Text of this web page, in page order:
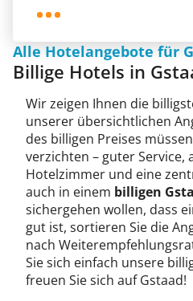
Alle Hotelangebote für
Billige Hotels in
Wir zeigen Ihnen die
unserer übersichtlichen
des billigen Preises
verzichten – guter Service,
Hotelzimmer und eine
auch in einem billigen
sichergehen wollen, dass
gut ist, sortieren Sie die
nach
Sie sich einfach unsere
freuen Sie sich auf Gstaad!